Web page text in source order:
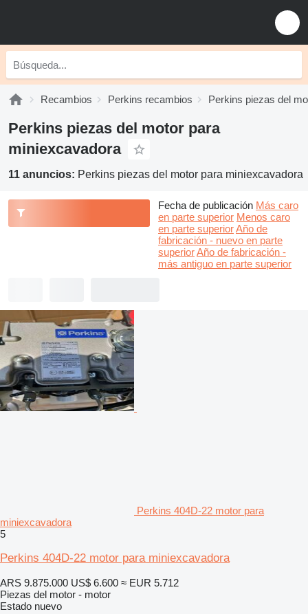
Recambios Perkins recambios Perkins piezas del
Perkins piezas del motor para
miniexcavadora
11 anuncios: Perkins piezas del motor para miniexcavadora
Fecha de publicación Más caro
en parte superior Menos caro
en parte superiorAño de
fabricación - nuevo en parte
superiorAño de fabricación -
más antiguo en parte superior
Perkins 404D-22 motor para
miniexcavadora
5
Perkins 404D-22 motor para miniexcavadora
ARS 9.875.000 US$ 6.600 ≈ EUR 5.712
Piezas del motor - motor
Estado nuevo